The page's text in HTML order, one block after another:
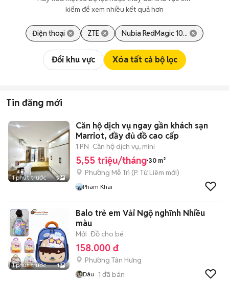
kiếm để xem nhiều kết quả hơn
Điện thoại ZTE Nubia RedMagic 10...
Đổi khu vực Xóa tất cả bộ lọc
Tin đăng mới
1 phút trước 5
Căn hộ dịch vụ ngay gần khách sạn
Marriot, đầy đủ đồ cao cấp
1 PN Căn hộ dịch vụ, mini
5,55 triệu/tháng 30 m²
Phường Mễ Trì (P. Từ Liêm mới)
Pham Khai
1 phút trước 1
Balo trẻ em Vải Ngộ nghĩnh Nhiều
màu
Mới Đồ cho bé
158.000 đ
Phường Tân Hưng
Dâu 1 đã bán